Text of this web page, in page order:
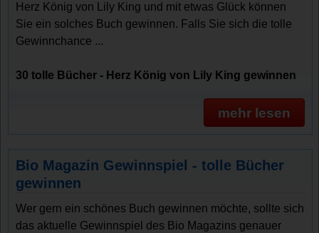
Herz König von Lily King und mit etwas Glück können
Sie ein solches Buch gewinnen. Falls Sie sich die tolle
Gewinnchance ...
30 tolle Bücher - Herz König von Lily King gewinnen
mehr lesen
Bio Magazin Gewinnspiel - tolle Bücher
gewinnen
Wer gern ein schönes Buch gewinnen möchte, sollte sich
das aktuelle Gewinnspiel des Bio Magazins genauer